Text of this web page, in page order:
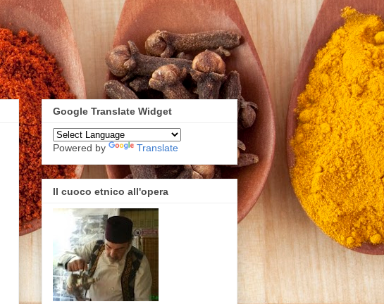
Google Translate Widget
Powered by Translate
Il cuoco etnico all'opera